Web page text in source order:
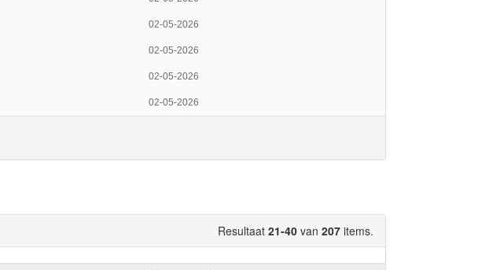
02-05-2026
02-05-2026
02-05-2026
02-05-2026
Resultaat 21-40 van 207 items.